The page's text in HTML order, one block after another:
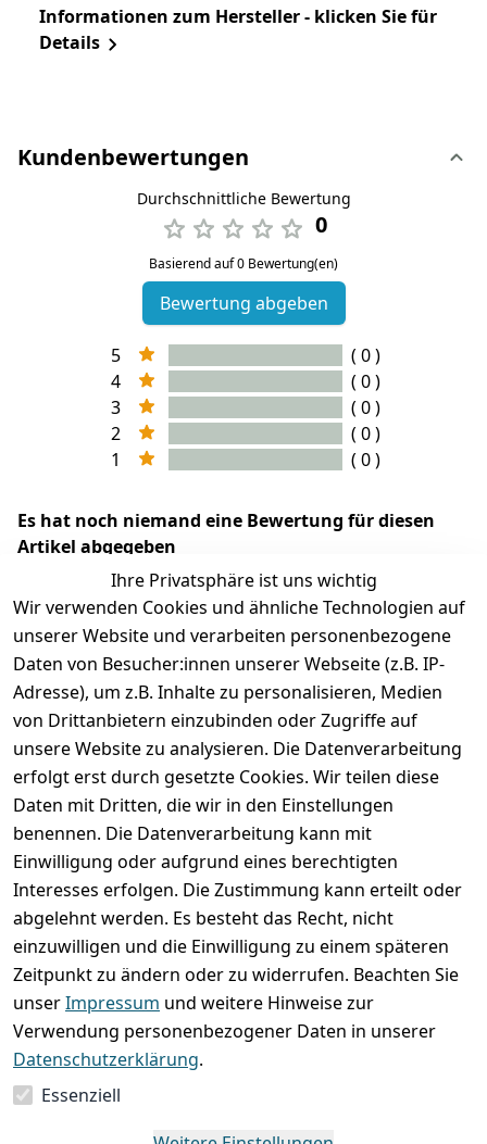
Informationen zum Hersteller - klicken Sie für
Details
Kundenbewertungen
Durchschnittliche Bewertung
0
Basierend auf 0 Bewertung(en)
Bewertung abgeben
5
( 0 )
4
( 0 )
3
( 0 )
2
( 0 )
1
( 0 )
Es hat noch niemand eine Bewertung für diesen
Artikel abgegeben
Ihre Privatsphäre ist uns wichtig
Wir verwenden Cookies und ähnliche Technologien auf
unserer Website und verarbeiten personenbezogene
Daten von Besucher:innen unserer Webseite (z.B. IP-
Adresse), um z.B. Inhalte zu personalisieren, Medien
von Drittanbietern einzubinden oder Zugriffe auf
unsere Website zu analysieren. Die Datenverarbeitung
erfolgt erst durch gesetzte Cookies. Wir teilen diese
Daten mit Dritten, die wir in den Einstellungen
benennen. Die Datenverarbeitung kann mit
Einwilligung oder aufgrund eines berechtigten
Interesses erfolgen. Die Zustimmung kann erteilt oder
abgelehnt werden. Es besteht das Recht, nicht
einzuwilligen und die Einwilligung zu einem späteren
Zeitpunkt zu ändern oder zu widerrufen. Beachten Sie
unserImpressum und weitere Hinweise zur
Verwendung personenbezogener Daten in unserer
Datenschutzerklärung.
Essenziell
Rechtliches
Impressum
Datenschutze
rklärung
Batterieentsor
gung
Widerrufsrec
Services
Kontakt
Registrieren
Zahlung und
Versand
Umtausch /
Reklamation
Wir
versenden
mit
Folgt uns
gern auf
Zahle
bequem per